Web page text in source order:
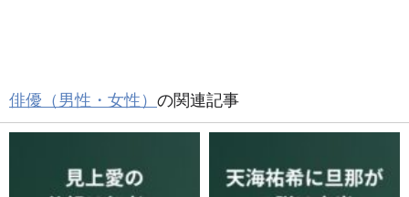
俳優（男性・女性） の関連記事